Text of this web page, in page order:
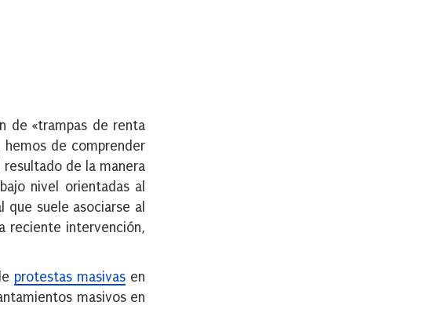
de «trampas de renta
hemos de comprender
de la manera
nivel orientadas al
suele asociarse al
reciente intervención,
protestas masivas en
masivos en